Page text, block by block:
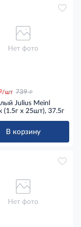
Нет фото
/шт 739 д
Julius Meinl
(1.5г х 25шт), 37.5г
В корзину
Нет фото